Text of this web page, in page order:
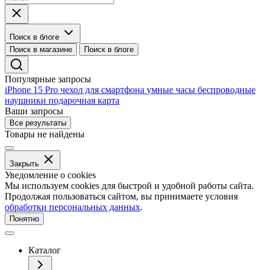
Поиск в блоге
Поиск в магазине
Поиск в блоге
Популярные запросы
iPhone 15 Pro чехол для смартфона умные часы беспроводные
наушники подарочная карта
Ваши запросы
Все результаты
Товары не найдены
Закрыть
Уведомление о cookies
Мы используем cookies для быстрой и удобной работы сайта.
Продолжая пользоваться сайтом, вы принимаете условия
обработки персональных данных.
Понятно
Каталог